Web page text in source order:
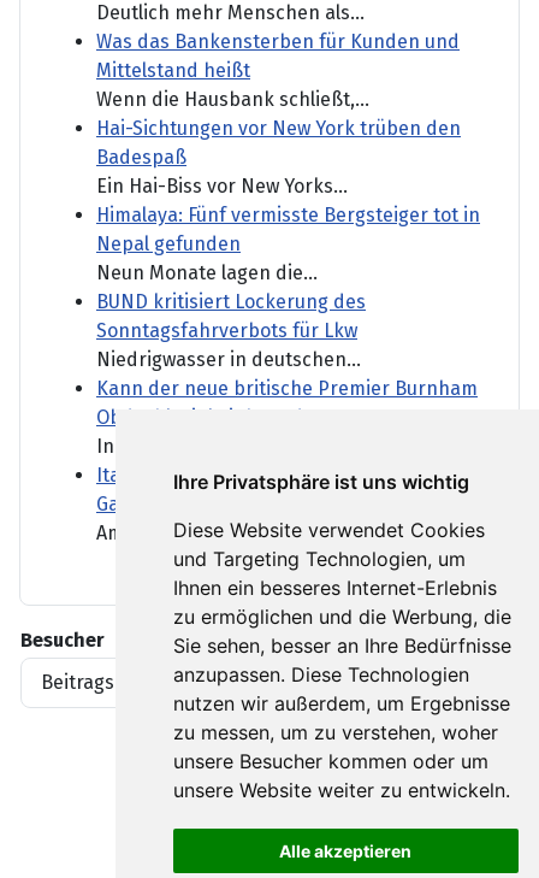
Ihre Privatsphäre ist uns wichtig
Diese Website verwendet Cookies
und Targeting Technologien, um
Ihnen ein besseres Internet-Erlebnis
zu ermöglichen und die Werbung, die
Sie sehen, besser an Ihre Bedürfnisse
anzupassen. Diese Technologien
nutzen wir außerdem, um Ergebnisse
zu messen, um zu verstehen, woher
unsere Besucher kommen oder um
unsere Website weiter zu entwickeln.
Alle akzeptieren
Deutlich mehr Menschen als...
Was das Bankensterben für Kunden und
Mittelstand heißt
Wenn die Hausbank schließt,...
Hai-Sichtungen vor New York trüben den
Badespaß
Ein Hai-Biss vor New Yorks...
Himalaya: Fünf vermisste Bergsteiger tot in
Nepal gefunden
Neun Monate lagen die...
BUND kritisiert Lockerung des
Sonntagsfahrverbots für Lkw
Niedrigwasser in deutschen...
Kann der neue britische Premier Burnham
Obdachlosigkeit beenden?
In seiner ersten Rede als...
Italien: Waldbrand am Westufer des
Gardasees ausgebrochen
Am bei Urlaubern beliebten...
Besucher
Beitragsaufrufe
1919396